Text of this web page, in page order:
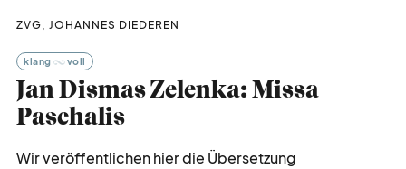
ZVG, JOHANNES DIEDEREN
klang voll
Jan Dismas Zelenka: Missa
Paschalis
Wir veröffentlichen hier die Übersetzung